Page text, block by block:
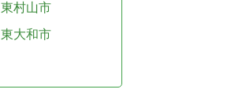
東村山市
東大和市